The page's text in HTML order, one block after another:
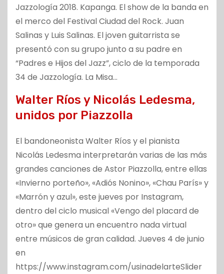
Jazzología 2018. Kapanga. El show de la banda en
el merco del Festival Ciudad del Rock. Juan
Salinas y Luis Salinas. El joven guitarrista se
presentó con su grupo junto a su padre en
“Padres e Hijos del Jazz”, ciclo de la temporada
34 de Jazzología. La Misa…
Walter Ríos y Nicolás Ledesma,
unidos por Piazzolla
El bandoneonista Walter Ríos y el pianista
Nicolás Ledesma interpretarán varias de las más
grandes canciones de Astor Piazzolla, entre ellas
«Invierno porteño», «Adiós Nonino», «Chau París» y
«Marrón y azul», este jueves por Instagram,
dentro del ciclo musical «Vengo del placard de
otro» que genera un encuentro nada virtual
entre músicos de gran calidad. Jueves 4 de junio
en
https://www.instagram.com/usinadelarteSlider